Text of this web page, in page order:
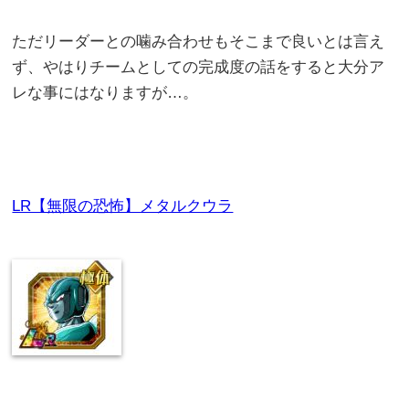
ただリーダーとの噛み合わせもそこまで良いとは言え
ず、やはりチームとしての完成度の話をすると大分ア
レな事にはなりますが…。
LR【無限の恐怖】メタルクウラ